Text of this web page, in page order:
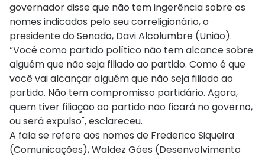
governador disse que não tem ingerência sobre os
nomes indicados pelo seu correligionário, o
presidente do Senado, Davi Alcolumbre (União).
“Você como partido político não tem alcance sobre
alguém que não seja filiado ao partido. Como é que
você vai alcançar alguém que não seja filiado ao
partido. Não tem compromisso partidário. Agora,
quem tiver filiação ao partido não ficará no governo,
ou será expulso", esclareceu.
A fala se refere aos nomes de Frederico Siqueira
(Comunicações), Waldez Góes (Desenvolvimento